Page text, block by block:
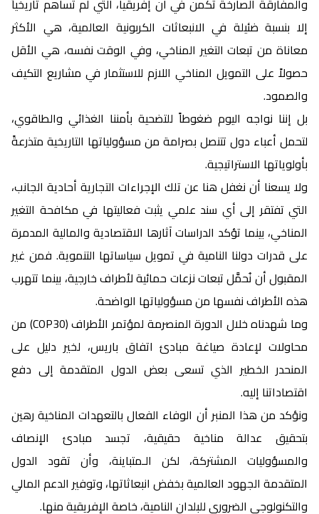
والمفارقة الصارخة تكمن في أن إفريقيا، التي لم تساهم تاريخياً
إلا بنسبة ضئيلة في الانبعاثات الكربونية العالمية، هي الأكثر
معاناة من تبعات التغير المناخي، وفي الوقت نفسه، هي الأقل
حصولاً على التمويل المناخي اللازم للاستثمار في مشاريع التكيف
والصمود.
بل إننا نواجه اليوم ضغوطاً للتضحية بأمننا الغذائي والطاقوي،
لتحمل أعباء دول تتنصل بصرامة من مسؤولياتها التاريخية متذرعةً
بأولوياتها الاستراتيجية.
ولا يسعنا أن نغفل هنا عن تلك الإجراءات التجارية أحادية الجانب،
التي تفتقر إلى أي سند علمي يثبت فعاليتها في مكافحة التغير
المناخي، بينما تؤكد الدراسات آثارها الاقتصادية والمالية المدمرة
على قدرات دولنا النامية في تمويل سياساتها التنموية. فمن غير
المقبول أن نُحمَّل تبعات نزعات حمائية لأطراف خارجية، بينما تتهرب
هذه الأطراف نفسها من مسؤولياتها الواضحة.
وما شهدناه خلال الدورة المنصرمة لمؤتمر الأطراف (COP30) من
محاولات لإعادة صياغة مبادئ اتفاق باريس، لخير دليل على
المنحدر الخطير الذي تسعى بعض الدول المتقدمة إلى دفع
اقتصاداتنا إليه.
ونؤكد من هذا المنبر أن الوفاء الفعال بالتعهدات المناخية رهين
بتحقيق عدالة مناخية حقيقية، تجسد مبادئ الإنصاف
والمسؤوليات المشتركة، لكن الـمتباينة، وأن تقود الدول
المتقدمة الجهود العالمية بخفض انبعاثاتها، وتوفير الدعم المالي
والتكنولوجي الضروري للبلدان النامية، خاصة الإفريقية منها.